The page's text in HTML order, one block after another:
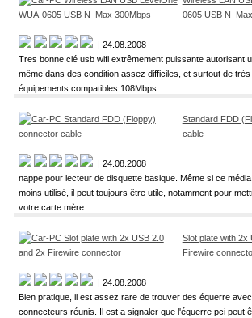
0605 USB
| 24.08.2008
Tres bonne clé usb wifi extrêmement puissante autorisant
même dans des condition assez difficiles, et surtout de
équipements compatibles 108Mbps
Standard FDD
cable
| 24.08.2008
nappe pour lecteur de disquette basique. Même si ce
moins utilisé, il peut toujours être utile, notamment pour
votre carte mère.
Slot plate with 2x
Firewire
| 24.08.2008
Bien pratique, il est assez rare de trouver des équerre
connecteurs réunis. Il est a signaler que l'équerre pci peut